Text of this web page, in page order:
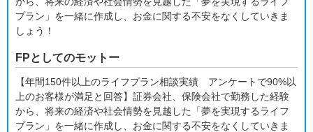
プラン」を一緒に作成し、お金に関する不安をなくしていきま
しょう！
FPとしてのモットー
【年間150件以上のライフプラン相談実績 アンケートで90%以
上のお客様が満足と回答】証券会社、保険会社で勤務した経験
から、将来の経済や社会情勢を見越した「夢を実現するライフ
プラン」を一緒に作成し、お金に関する不安をなくしていきま